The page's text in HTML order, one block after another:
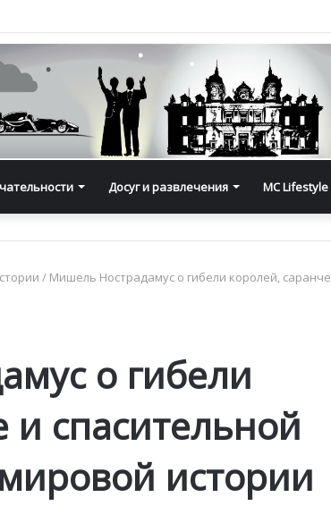
Досуг и развлечения MC Lifestyle
/ Мишель Нострадамус о гибели королей, саранче
о гибели
и спасительной
истории